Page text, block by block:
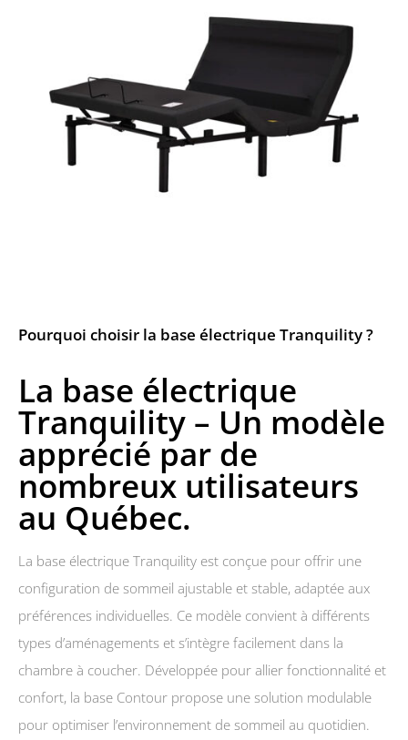
Pourquoi choisir la base électrique Tranquility ?
La base électrique
Tranquility – Un modèle
apprécié par de
nombreux utilisateurs
au Québec.
La base électrique Tranquility est conçue pour offrir une
configuration de sommeil ajustable et stable, adaptée aux
préférences individuelles. Ce modèle convient à différents
types d’aménagements et s’intègre facilement dans la
chambre à coucher. Développée pour allier fonctionnalité et
confort, la base Contour propose une solution modulable
pour optimiser l’environnement de sommeil au quotidien.